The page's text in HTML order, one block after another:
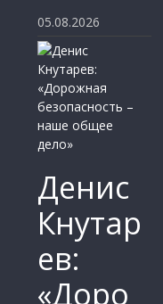
05.08.2026
Денис
Кнутар
ев:
«Доро